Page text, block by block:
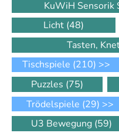
KuWiH Sensorik
Licht (48)
Tasten,
Tischspiele (210) >>
Puzzles (75)
Trödelspiele (29) >>
U3 Bewegung (59)